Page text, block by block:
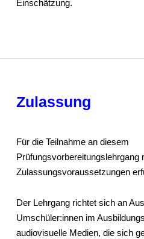
Einschätzung.
Zulassung
Für die Teilnahme an diesem
Zulassungsvoraussetzungen
Der Lehrgang richtet sich an
Umschüler:innen im
audiovisuelle Medien, die sich